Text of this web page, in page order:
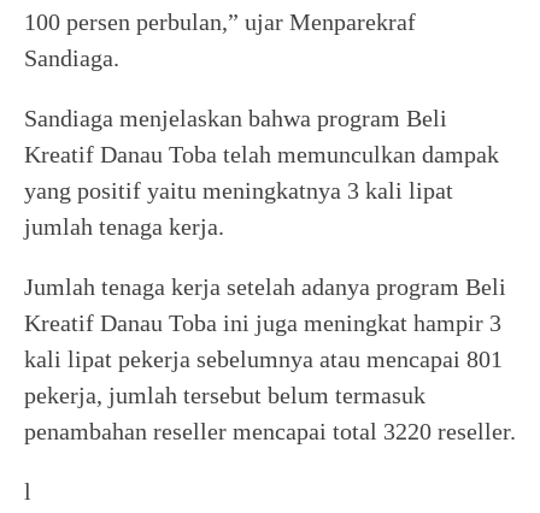
100 persen perbulan,” ujar Menparekraf
Sandiaga.
Sandiaga menjelaskan bahwa program Beli
Kreatif Danau Toba telah memunculkan dampak
yang positif yaitu meningkatnya 3 kali lipat
jumlah tenaga kerja.
Jumlah tenaga kerja setelah adanya program Beli
Kreatif Danau Toba ini juga meningkat hampir 3
kali lipat pekerja sebelumnya atau mencapai 801
pekerja, jumlah tersebut belum termasuk
penambahan reseller mencapai total 3220 reseller.
l